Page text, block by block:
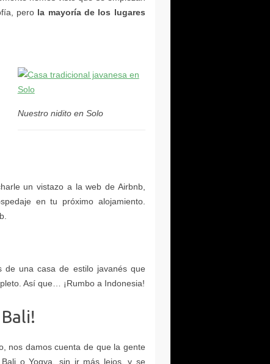
la mayoría de los lugares
Nuestro nidito en Solo